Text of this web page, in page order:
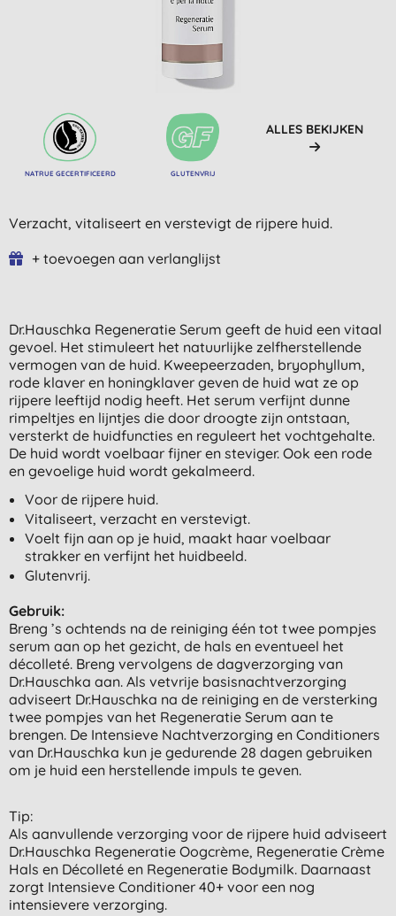
NATRUE GECERTIFICEERD GLUTENVRIJ
ALLES BEKIJKEN
Verzacht, vitaliseert en verstevigt de rijpere huid.
+ toevoegen aan verlanglijst
Dr.Hauschka Regeneratie Serum geeft de huid een vitaal
gevoel. Het stimuleert het natuurlijke zelfherstellende
vermogen van de huid. Kweepeerzaden, bryophyllum,
rode klaver en honingklaver geven de huid wat ze op
rijpere leeftijd nodig heeft. Het serum verfijnt dunne
rimpeltjes en lijntjes die door droogte zijn ontstaan,
versterkt de huidfuncties en reguleert het vochtgehalte.
De huid wordt voelbaar fijner en steviger. Ook een rode
en gevoelige huid wordt gekalmeerd.
Voor de rijpere huid.
Vitaliseert, verzacht en verstevigt.
Voelt fijn aan op je huid, maakt haar voelbaar
strakker en verfijnt het huidbeeld.
Glutenvrij.
Gebruik:
Breng ’s ochtends na de reiniging één tot twee pompjes
serum aan op het gezicht, de hals en eventueel het
décolleté. Breng vervolgens de dagverzorging van
Dr.Hauschka aan. Als vetvrije basisnachtverzorging
adviseert Dr.Hauschka na de reiniging en de versterking
twee pompjes van het Regeneratie Serum aan te
brengen. De Intensieve Nachtverzorging en Conditioners
van Dr.Hauschka kun je gedurende 28 dagen gebruiken
om je huid een herstellende impuls te geven.
Tip:
Als aanvullende verzorging voor de rijpere huid adviseert
Dr.Hauschka Regeneratie Oogcrème, Regeneratie Crème
Hals en Décolleté en Regeneratie Bodymilk. Daarnaast
zorgt Intensieve Conditioner 40+ voor een nog
intensievere verzorging.